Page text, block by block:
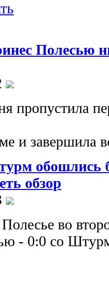
Полесью
пропустила
и завершила
обошлись
обзор
во
- 0:0 со